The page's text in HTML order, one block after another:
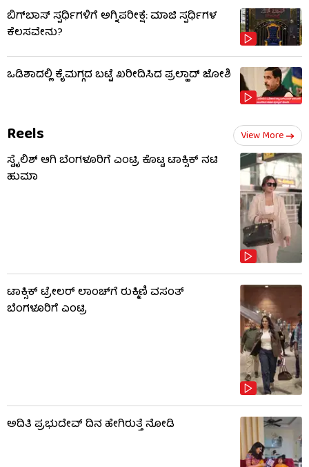
ಬಿಗ್​​ಬಾಸ್​ ಸ್ಪರ್ಧಿಗಳಿಗೆ ಅಗ್ನಿಪರೀಕ್ಷೆ: ಮಾಜಿ ​​ಸ್ಪರ್ಧಿಗಳ
ಕೆಲಸವೇನು?
ಒಡಿಶಾದಲ್ಲಿ ಕೈಮಗ್ಗದ ಬಟ್ಟೆ ಖರೀದಿಸಿದ ಪ್ರಲ್ಹಾದ್ ಜೋಶಿ
Reels View More
ಸ್ಟೈಲಿಶ್ ಆಗಿ ಬೆಂಗಳೂರಿಗೆ ಎಂಟ್ರಿ ಕೊಟ್ಟ ಟಾಕ್ಸಿಕ್ ನಟಿ
ಹುಮಾ
ಟಾಕ್ಸಿಕ್ ಟ್ರೇಲರ್ ಲಾಂಚ್​​​ಗೆ ರುಕ್ಮಿಣಿ ವಸಂತ್
ಬೆಂಗಳೂರಿಗೆ ಎಂಟ್ರಿ
ಅದಿತಿ ಪ್ರಭುದೇವ್ ದಿನ ಹೇಗಿರುತ್ತೆ ನೋಡಿ